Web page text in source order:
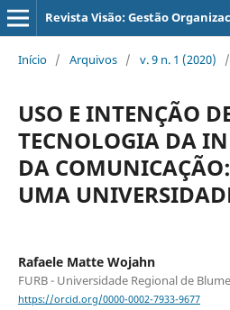
Revista Visão: Gestão
Início / Arquivos / v. 9 n. 1 (2020) /
USO E INTENÇÃO
TECNOLOGIA DA
DA
UMA
Rafaele Matte Wojahn
FURB - Universidade Regional de
https://orcid.org/0000-0002-7933-9677